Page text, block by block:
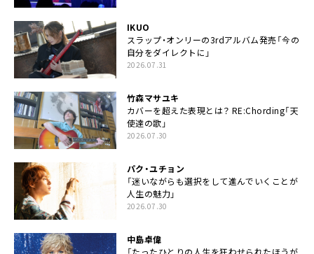
IKUO
スラップ・オンリーの3rdアルバム発売「今の
自分をダイレクトに」
2026.07.31
竹森マサユキ
カバーを超えた表現とは？ RE:Chording「天
使達の歌」
2026.07.30
パク・ユチョン
「迷いながらも選択をして進んでいくことが
人生の魅力」
2026.07.30
中島卓偉
「たったひとりの人生を狂わせられたほうが